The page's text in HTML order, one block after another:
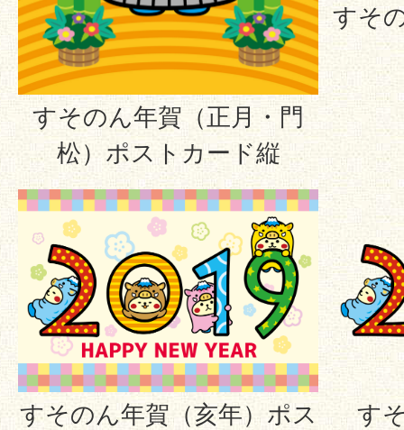
すそのん年賀（正月・門
松）ポストカード縦
すそ
すそのん年賀（亥年）ポス
す